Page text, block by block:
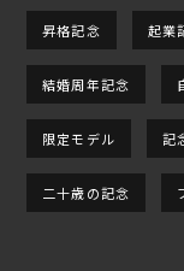
昇格記念 起業
結婚周年記念
限定モデル 記
二十歳の記念